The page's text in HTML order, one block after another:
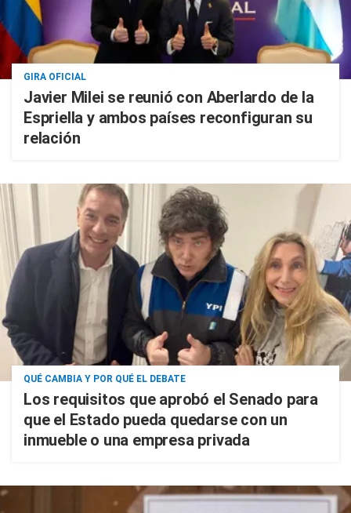
GIRA OFICIAL
Javier Milei se reunió con Aberlardo de la
Espriella y ambos países reconfiguran su
relación
QUÉ CAMBIA Y POR QUÉ EL DEBATE
Los requisitos que aprobó el Senado para
que el Estado pueda quedarse con un
inmueble o una empresa privada